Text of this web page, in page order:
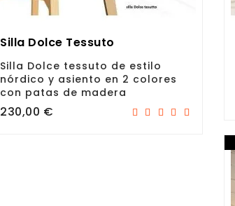
Silla Dolce Tessuto
Silla Dolce tessuto de estilo
nórdico y asiento en 2 colores
con patas de madera
Precio
230,00 €